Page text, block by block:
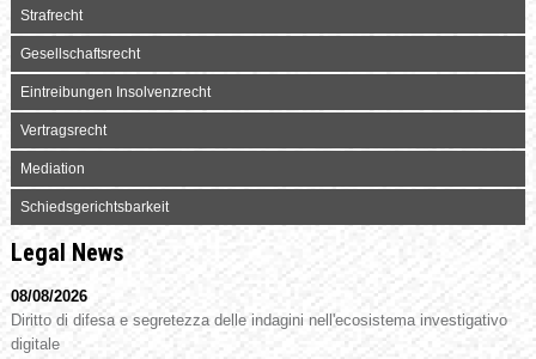
Strafrecht
Gesellschaftsrecht
Eintreibungen Insolvenzrecht
Vertragsrecht
Mediation
Schiedsgerichtsbarkeit
Legal News
08/08/2026
Diritto di difesa e segretezza delle indagini nell'ecosistema investigativo
digitale